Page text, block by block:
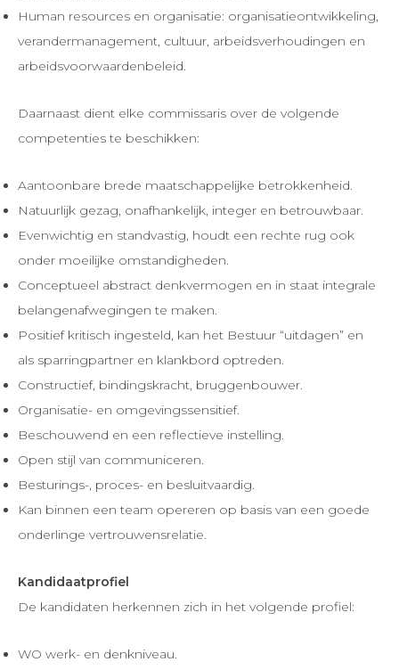
Human resources en organisatie: organisatieontwikkeling,
verandermanagement, cultuur, arbeidsverhoudingen en
arbeidsvoorwaardenbeleid.
Daarnaast dient elke commissaris over de volgende
competenties te beschikken:
Aantoonbare brede maatschappelijke betrokkenheid.
Natuurlijk gezag, onafhankelijk, integer en betrouwbaar.
Evenwichtig en standvastig, houdt een rechte rug ook
onder moeilijke omstandigheden.
Conceptueel abstract denkvermogen en in staat integrale
belangenafwegingen te maken.
Positief kritisch ingesteld, kan het Bestuur “uitdagen” en
als sparringpartner en klankbord optreden.
Constructief, bindingskracht, bruggenbouwer.
Organisatie- en omgevingssensitief.
Beschouwend en een reflectieve instelling.
Open stijl van communiceren.
Besturings-, proces- en besluitvaardig.
Kan binnen een team opereren op basis van een goede
onderlinge vertrouwensrelatie.
Kandidaatprofiel
De kandidaten herkennen zich in het volgende profiel:
WO werk- en denkniveau.